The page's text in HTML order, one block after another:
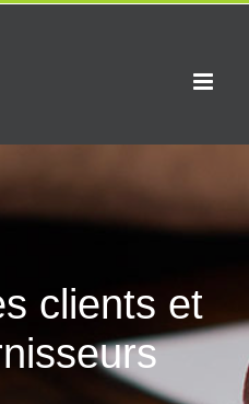
clients et